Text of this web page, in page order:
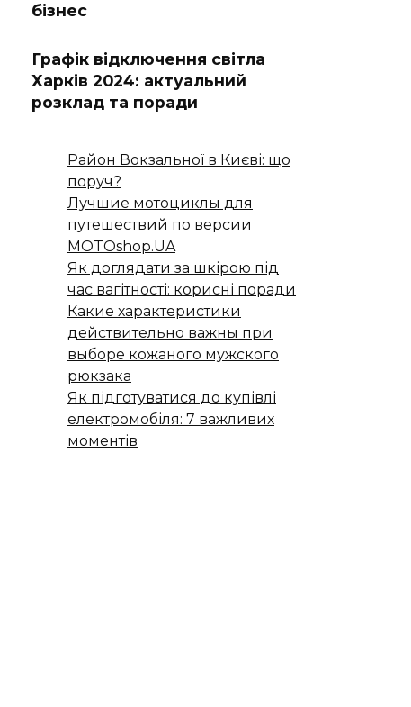
бізнес
Графік відключення світла
Харків 2024: актуальний
розклад та поради
Район Вокзальної в Києві: що
поруч?
Лучшие мотоциклы для
путешествий по версии
MOTOshop.UA
Як доглядати за шкірою під
час вагітності: корисні поради
Какие характеристики
действительно важны при
выборе кожаного мужского
рюкзака
Як підготуватися до купівлі
електромобіля: 7 важливих
моментів